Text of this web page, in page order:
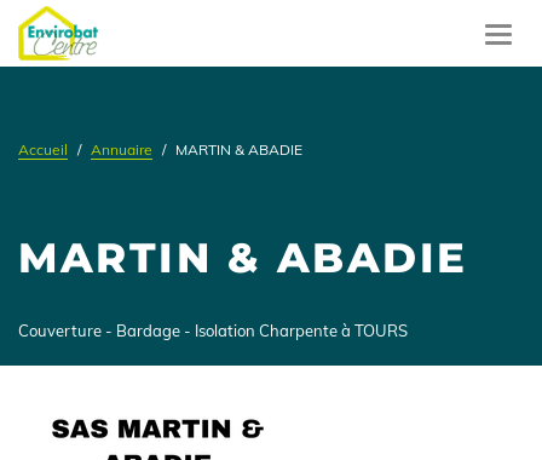
Aller
au
contenu
Accueil Annuaire MARTIN & ABADIE
MARTIN & ABADIE
Présentation
Couverture - Bardage - Isolation Charpente à TOURS